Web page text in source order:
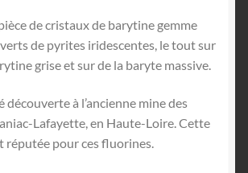
de cristaux de barytine gemme
de pyrites iridescentes, le tout sur
grise et sur de la baryte massive.
découverte à l’ancienne mine des
Lafayette, en Haute-Loire. Cette
réputée pour ces fluorines.